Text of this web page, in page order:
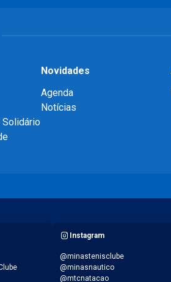
Solidário
Novidades
Agenda
Notícias
Instagram
@minastenisclube
@minasnautico
@mtcnatacao